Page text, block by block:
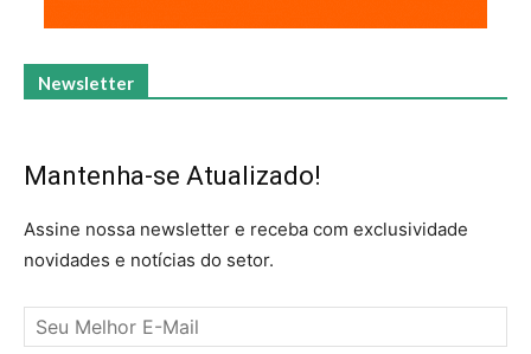
Newsletter
Mantenha-se Atualizado!
Assine nossa newsletter e receba com exclusividade
novidades e notícias do setor.